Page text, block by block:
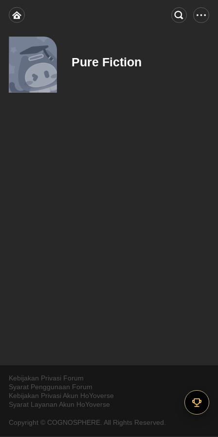
Pure Fiction
Kebijakan Privasi Forum
Syarat Penggunaan Forum
Kebijakan Privasi Akun HoYoverse
Syarat Layanan Akun HoYoverse
Copyright © COGNOSPHERE. All Rights Reserved.